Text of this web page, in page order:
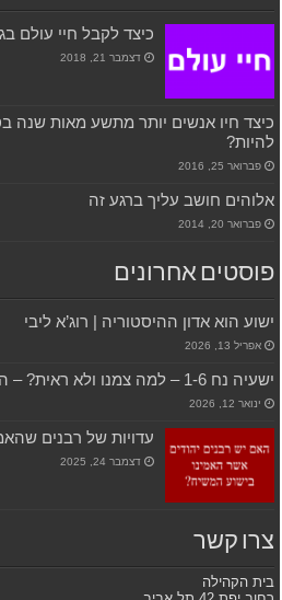
כיצד לקבל חיי עולם
דצמבר 21, 2018
כיצד חיו אנשים יותר מתשע מאות שנה
להיות?
פברואר 25, 2016
אלוהים חושב עליך ברגע זה
פברואר 20, 2014
פוסטים אחרונים
ישוע הוא אדון ההיסטוריה | רוג’א ליבי
אפריל 13, 2026
ישעיה נח 1-6 – למה צמנו ולא ראית? – האח מיכאל בנטלי
ינואר 12, 2026
עדויות של רבנים
דצמבר 24, 2025
צרו קשר
בית הקהילה